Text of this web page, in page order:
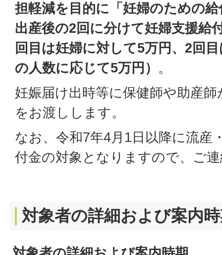
担軽減を目的に「妊婦のための
出産後の2回に分けて妊婦支援給
回目は妊婦に対して5万円、2回
の人数に応じて5万円） 。
妊娠届け出時等に保健師や助産
をお渡しします。
なお、令和7年4月1日以降に流産
付金の対象となりますので、ご
対象者の詳細および案内